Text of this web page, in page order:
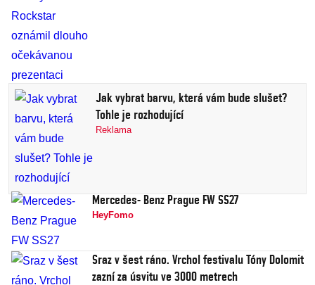
Jak vybrat barvu, která vám bude slušet?
Tohle je rozhodující
Reklama
Mercedes- Benz Prague FW SS27
HeyFomo
Sraz v šest ráno. Vrchol festivalu Tóny Dolomit
zazní za úsvitu ve 3000 metrech